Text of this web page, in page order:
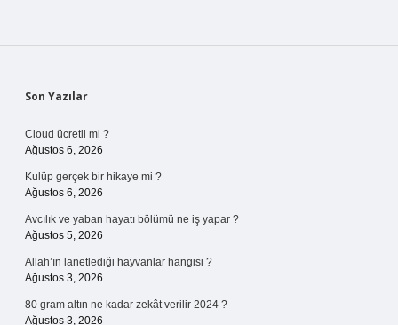
Sidebar
Son Yazılar
Cloud ücretli mi ?
Ağustos 6, 2026
Kulüp gerçek bir hikaye mi ?
Ağustos 6, 2026
Avcılık ve yaban hayatı bölümü ne iş yapar ?
Ağustos 5, 2026
Allah’ın lanetlediği hayvanlar hangisi ?
Ağustos 3, 2026
80 gram altın ne kadar zekât verilir 2024 ?
Ağustos 3, 2026